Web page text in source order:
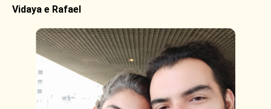
Vidaya e Rafael